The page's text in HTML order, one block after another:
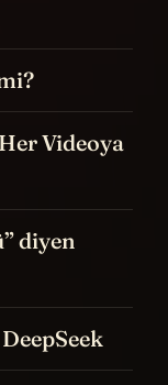
Videoya
diyen